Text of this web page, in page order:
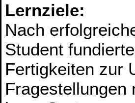
Lernziele:
Nach
Student
Fertigkeiten zur
Fragestellungen